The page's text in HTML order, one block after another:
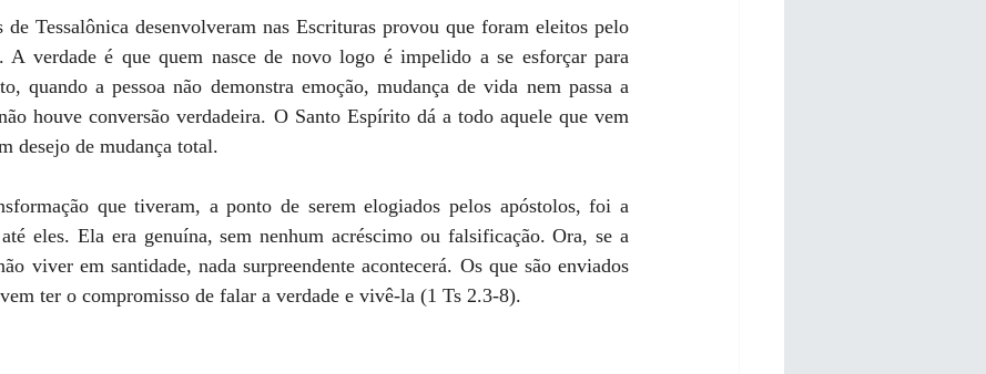
Tessalônica desenvolveram nas Escrituras provou que foram eleitos pelo
A verdade é que quem nasce de novo logo é impelido a se esforçar para
quando a pessoa não demonstra emoção, mudança de vida nem passa a
houve conversão verdadeira. O Santo Espírito dá a todo aquele que vem
desejo de mudança total.
que tiveram, a ponto de serem elogiados pelos apóstolos, foi a
eles. Ela era genuína, sem nenhum acréscimo ou falsificação. Ora, se a
viver em santidade, nada surpreendente acontecerá. Os que são enviados
ter o compromisso de falar a verdade e vivê-la (1 Ts 2.3-8).